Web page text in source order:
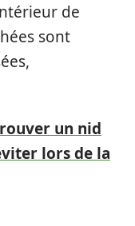
de
sont
un nid
lors de la